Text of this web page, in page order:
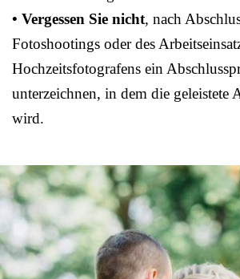
• Vergessen Sie nicht, nach
Fotoshootings oder des
Hochzeitsfotografens ein
unterzeichnen, in dem die geleistete
wird.